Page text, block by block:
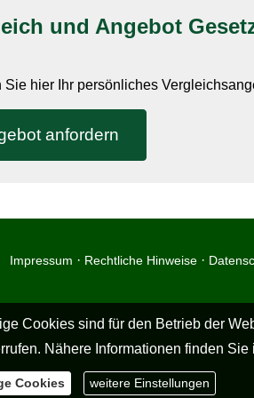
und Angebot
Sie hier Ihr persönliches
an­for­dern
Impressum · Rechtliche Hinweise ·
Cookies sind für den Betrieb der
Nähere Informationen finden Sie
Cookies weitere Einstellungen